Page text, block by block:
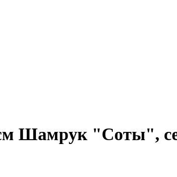
Шамрук "Соты",